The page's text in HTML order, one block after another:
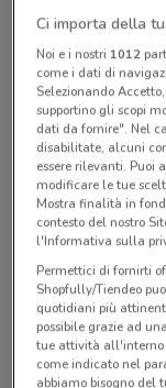
Chiama il
Lunedì
Martedì
Mercoledì
Giovedì
Venerdì
Sabato
Domenica
02 3182532
Sestante 3 Srl
Tutte le
Ci importa della
Noi e i nostri 1012
come i dati di
Selezionando
supportino gli scopi
dati da fornire". Nel
disabilitate, alcuni
essere rilevanti. Puoi
modificare le tue
Mostra finalità in
contesto del nostro
l'Informativa sulla
Permettici di fornirti
Shopfully/Tiendeo
quotidiani più
possibile grazie ad
tue attività all'interno
come indicato nel
abbiamo bisogno del